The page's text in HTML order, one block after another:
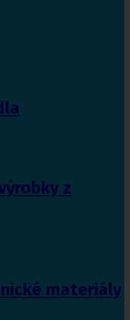
z
materiály